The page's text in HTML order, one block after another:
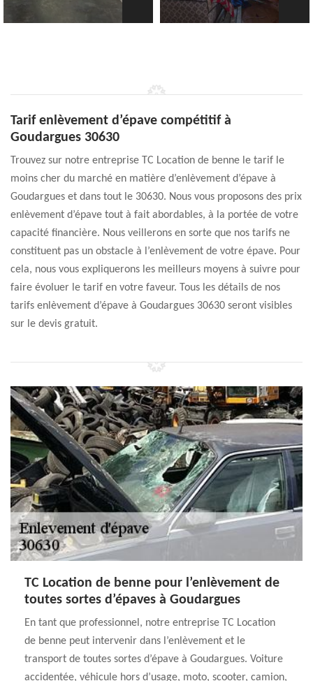
Tarif enlèvement d’épave compétitif à
Goudargues 30630
Trouvez sur notre entreprise TC Location de benne le tarif le
moins cher du marché en matière d’enlèvement d’épave à
Goudargues et dans tout le 30630. Nous vous proposons des prix
enlèvement d’épave tout à fait abordables, à la portée de votre
capacité financière. Nous veillerons en sorte que nos tarifs ne
constituent pas un obstacle à l’enlèvement de votre épave. Pour
cela, nous vous expliquerons les meilleurs moyens à suivre pour
faire évoluer le tarif en votre faveur. Tous les détails de nos
tarifs enlèvement d’épave à Goudargues 30630 seront visibles
sur le devis gratuit.
TC Location de benne pour l’enlèvement de
toutes sortes d’épaves à Goudargues
En tant que professionnel, notre entreprise TC Location
de benne peut intervenir dans l’enlèvement et le
transport de toutes sortes d’épave à Goudargues. Voiture
accidentée, véhicule hors d’usage, moto, scooter, camion,